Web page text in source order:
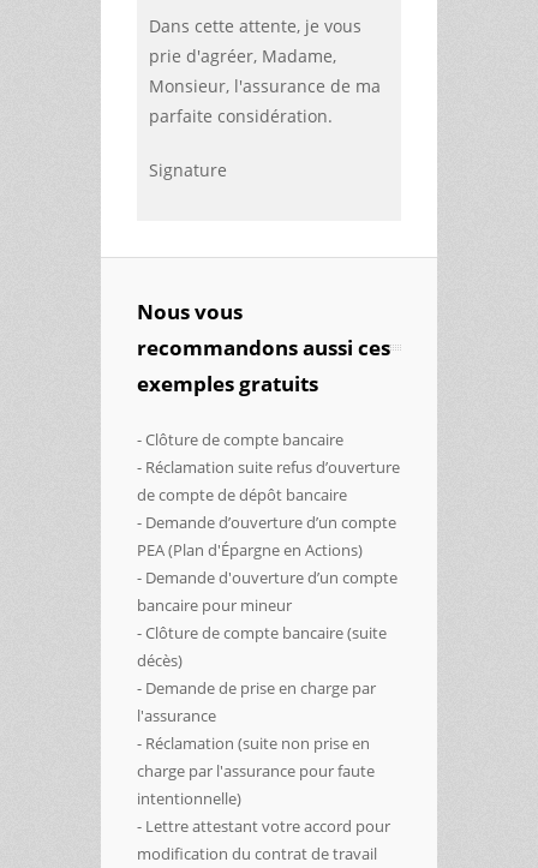
Dans cette attente, je vous
prie d'agréer, Madame,
Monsieur, l'assurance de ma
parfaite considération.
Signature
Nous vous
recommandons aussi ces
exemples gratuits
- Clôture de compte bancaire
- Réclamation suite refus d’ouverture
de compte de dépôt bancaire
- Demande d’ouverture d’un compte
PEA (Plan d'Épargne en Actions)
- Demande d'ouverture d’un compte
bancaire pour mineur
- Clôture de compte bancaire (suite
décès)
- Demande de prise en charge par
l'assurance
- Réclamation (suite non prise en
charge par l'assurance pour faute
intentionnelle)
- Lettre attestant votre accord pour
modification du contrat de travail